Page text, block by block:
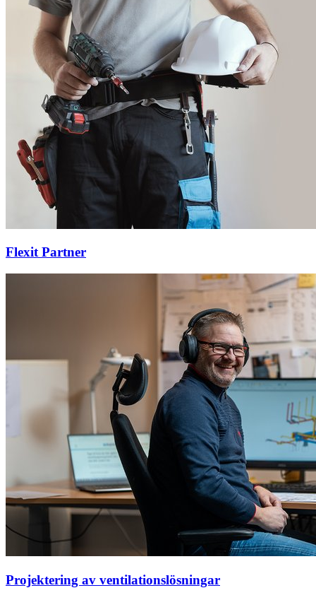
Flexit Partner
Projektering av ventilationslösningar